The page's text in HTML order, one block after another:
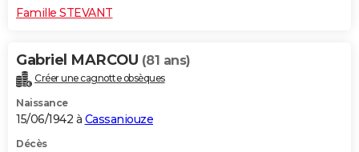
Famille STEVANT
Gabriel MARCOU (81 ans)
Créer une cagnotte obsèques
Naissance
15/06/1942 à Cassaniouze
Décès